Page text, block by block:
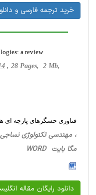
خرید ترجمه فارسی و
a review
, 28 Pages, 2 Mb,
فناوری حسگرهای پارچه ای
مگا بایت WORD
دانلود رایگان مقاله